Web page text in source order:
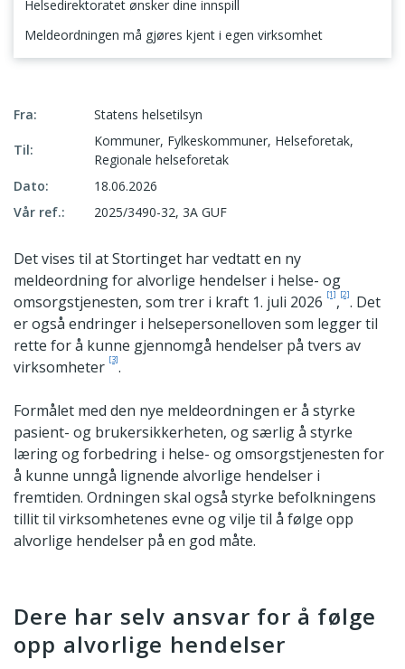
Helsedirektoratet ønsker dine innspill
Meldeordningen må gjøres kjent i egen virksomhet
Fra: Statens helsetilsyn
Til:
Kommuner, Fylkeskommuner, Helseforetak,
Regionale helseforetak
Dato:
18.06.2026
Vår ref.:
2025/3490-32, 3A GUF
Det vises til at Stortinget har vedtatt en ny
meldeordning for alvorlige hendelser i helse- og
omsorgstjenesten, som trer i kraft 1. juli 2026 [1],[2]. Det
er også endringer i helsepersonelloven som legger til
rette for å kunne gjennomgå hendelser på tvers av
virksomheter [3].
Formålet med den nye meldeordningen er å styrke
pasient- og brukersikkerheten, og særlig å styrke
læring og forbedring i helse- og omsorgstjenesten for
å kunne unngå lignende alvorlige hendelser i
fremtiden. Ordningen skal også styrke befolkningens
tillit til virksomhetenes evne og vilje til å følge opp
alvorlige hendelser på en god måte.
Dere har selv ansvar for å følge
opp alvorlige hendelser